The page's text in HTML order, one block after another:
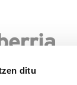
ditu